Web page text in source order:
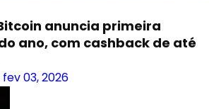
anuncia primeira
ano, com cashback de até
fev 03, 2026